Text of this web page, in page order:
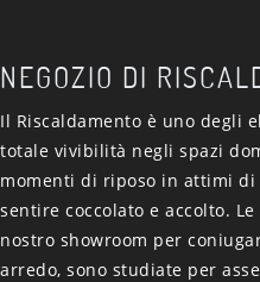
NEGOZIO DI
Il Riscaldamento è uno degli
totale vivibilità negli spazi
momenti di riposo in attimi di
sentire coccolato e accolto.
nostro showroom per
arredo, sono studiate per